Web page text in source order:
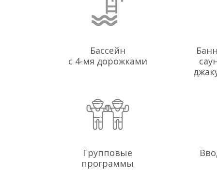
Бассейн
с 4-мя дорожками
Групповые
программы